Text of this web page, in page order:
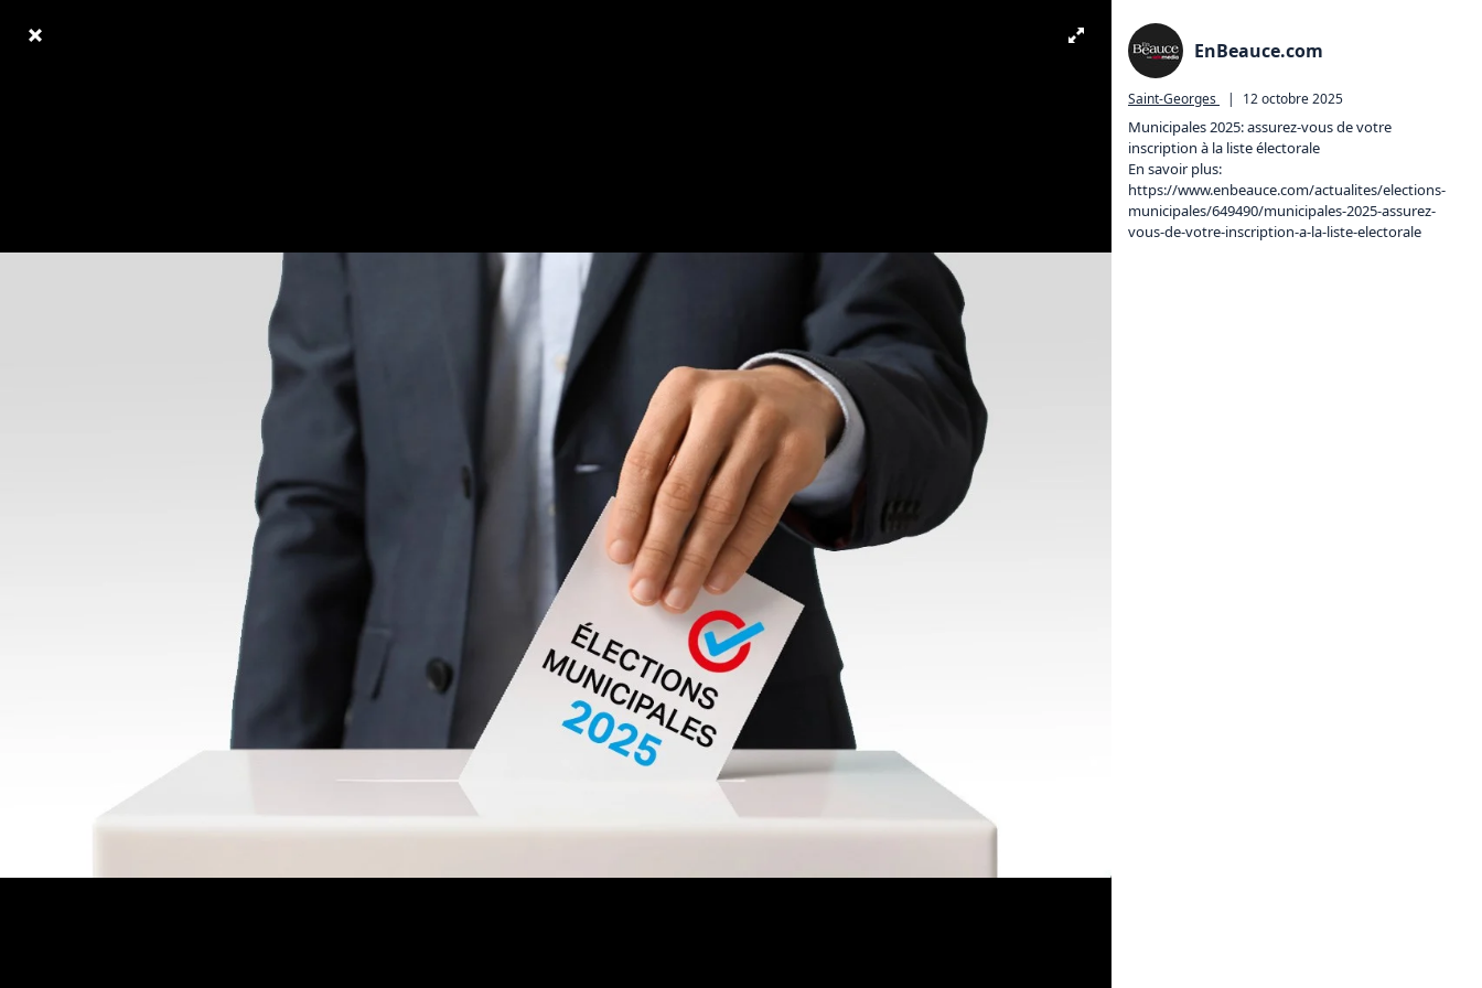
EnBeauce.com
Saint-Georges | 12 octobre 2025
Municipales 2025: assurez-vous de votre
inscription à la liste électorale
https://www.enbeauce.com/actualites/elections-
municipales/649490/municipales-2025-assurez-
vous-de-votre-inscription-a-la-liste-electorale